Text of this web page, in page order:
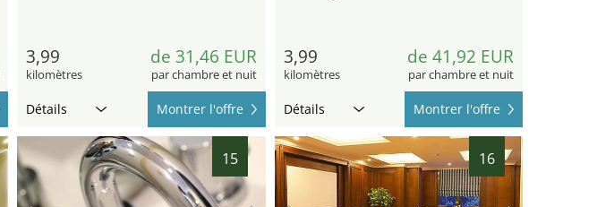
3,99
kilomètres
de 31,46 EUR
par chambre et nuit
Détails Montrer l'offre
3,99
kilomètres
de 41,92 EUR
par chambre et nuit
Détails Montrer l'offre
15 16